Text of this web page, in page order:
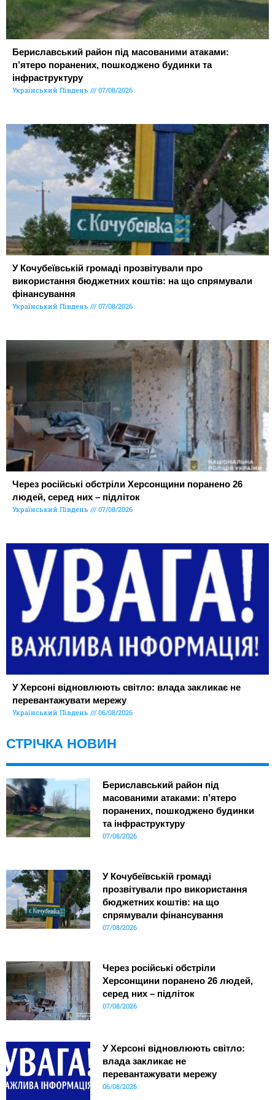
Бериславський район під масованими атаками:
п’ятеро поранених, пошкоджено будинки та
інфраструктуру
Український Південь 07/08/2026
У Кочубеївській громаді прозвітували про
використання бюджетних коштів: на що спрямували
фінансування
Український Південь 07/08/2026
Через російські обстріли Херсонщини поранено 26
людей, серед них – підліток
Український Південь 07/08/2026
У Херсоні відновлюють світло: влада закликає не
перевантажувати мережу
Український Південь 06/08/2026
СТРІЧКА НОВИН
Бериславський район під
масованими атаками: п’ятеро
поранених, пошкоджено будинки
та інфраструктуру
07/08/2026
У Кочубеївській громаді
прозвітували про використання
бюджетних коштів: на що
спрямували фінансування
07/08/2026
Через російські обстріли
Херсонщини поранено 26 людей,
серед них – підліток
07/08/2026
У Херсоні відновлюють світло:
влада закликає не
перевантажувати мережу
06/08/2026